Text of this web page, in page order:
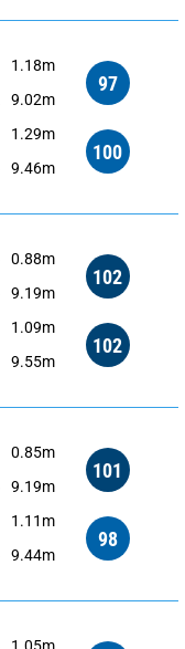
1.18m
9.02m
97
1.29m
9.46m
100
0.88m
9.19m
102
1.09m
9.55m
102
0.85m
9.19m
101
1.11m
9.44m
98